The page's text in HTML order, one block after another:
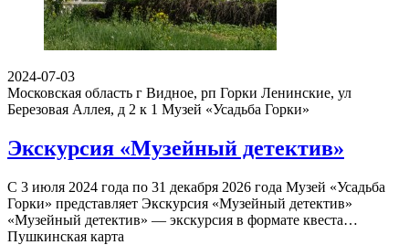
2024-07-03
Московская область г Видное, рп Горки Ленинские, ул
Березовая Аллея, д 2 к 1 Музей «Усадьба Горки»
Экскурсия «Музейный детектив»
С 3 июля 2024 года по 31 декабря 2026 года Музей «Усадьба
Горки» представляет Экскурсия «Музейный детектив»
«Музейный детектив» — экскурсия в формате квеста…
Пушкинская карта